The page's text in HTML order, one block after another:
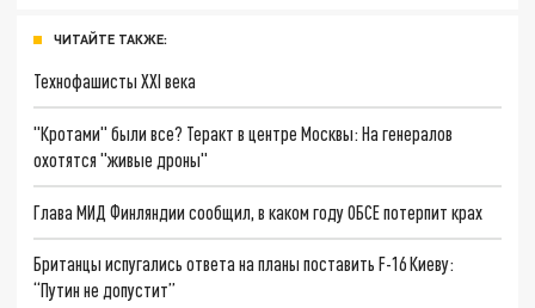
ЧИТАЙТЕ ТАКЖЕ:
Технофашисты XXI века
"Кротами" были все? Теракт в центре Москвы: На генералов
охотятся "живые дроны"
Глава МИД Финляндии сообщил, в каком году ОБСЕ потерпит крах
Британцы испугались ответа на планы поставить F-16 Киеву:
“Путин не допустит”